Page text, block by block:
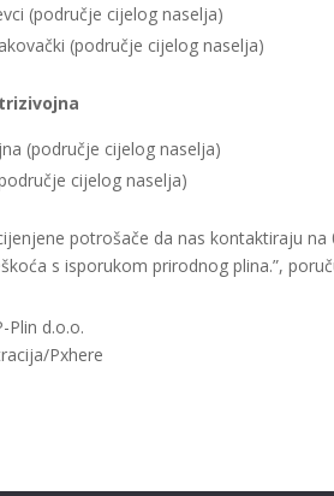
(područje cijelog naselja)
(područje cijelog naselja)
(područje cijelog naselja)
cijelog naselja)
potrošače da nas kontaktiraju
s isporukom prirodnog plina.”,
Plin d.o.o.
Pxhere